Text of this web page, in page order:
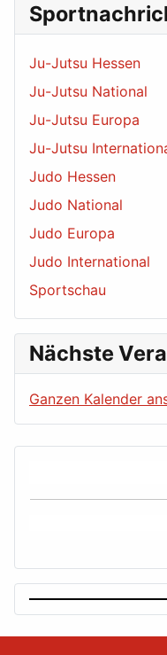
Ju-Jutsu Hessen
Ju-Jutsu National
Ju-Jutsu Europa
Ju-Jutsu
Judo Hessen
Judo National
Judo Europa
Judo International
Sportschau
Nächste
Ganzen Kalender